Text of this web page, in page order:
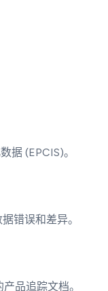
据 (EPCIS)。
错误和差异。
品追踪文档。